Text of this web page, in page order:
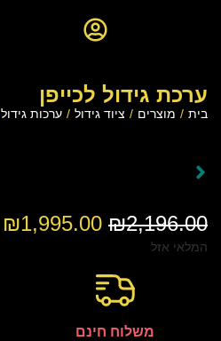
ערכת גידול לכייפן
בית / מוצרים / ציוד גידול / ערכות גידול
₪2,196.00
₪1,995.00
המלאי אזל
משלוח חינם